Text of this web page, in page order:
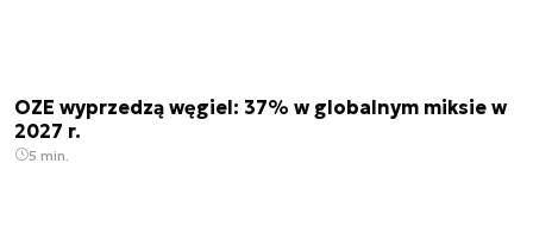
OZE wyprzedzą węgiel: 37% w globalnym miksie w
2027 r.
5 min.